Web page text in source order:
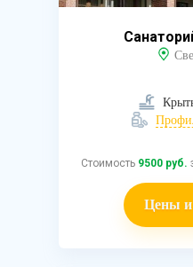
Стоимость 9500 руб.
Цены и